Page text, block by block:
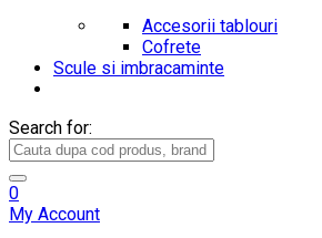
Accesorii tablouri
Cofrete
Scule si imbracaminte
Search for:
0
My Account